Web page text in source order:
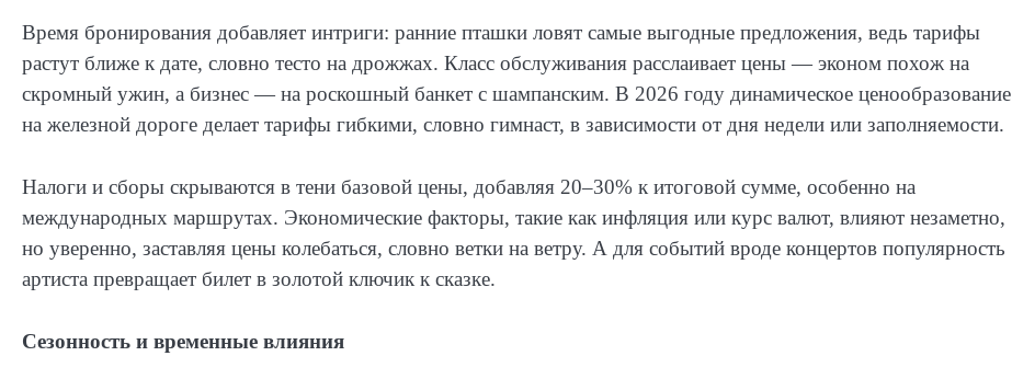
Время бронирования добавляет интриги: ранние пташки ловят самые выгодные предложения, ведь тарифы
растут ближе к дате, словно тесто на дрожжах. Класс обслуживания расслаивает цены — эконом похож на
скромный ужин, а бизнес — на роскошный банкет с шампанским. В 2026 году динамическое ценообразование
на железной дороге делает тарифы гибкими, словно гимнаст, в зависимости от дня недели или заполняемости.
Налоги и сборы скрываются в тени базовой цены, добавляя 20–30% к итоговой сумме, особенно на
международных маршрутах. Экономические факторы, такие как инфляция или курс валют, влияют незаметно,
но уверенно, заставляя цены колебаться, словно ветки на ветру. А для событий вроде концертов популярность
артиста превращает билет в золотой ключик к сказке.
Сезонность и временные влияния